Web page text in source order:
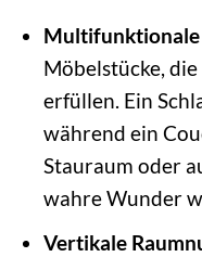
Möbelstücke,
erfüllen. Ein
während ein
Stauraum oder
wahre Wunder
Vertikale